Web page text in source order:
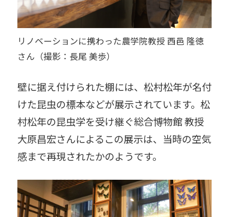
リノベーションに携わった農学院教授 西邑 隆徳
さん（撮影：長尾 美歩）
壁に据え付けられた棚には、松村松年が名付
けた昆虫の標本などが展示されています。松
村松年の昆虫学を受け継ぐ総合博物館 教授
大原昌宏さんによるこの展示は、当時の空気
感まで再現されたかのようです。